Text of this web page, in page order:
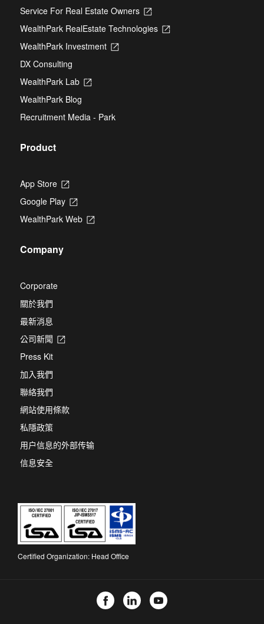
Service For Real Estate Owners
Opens
a
WealthPark RealEstate Technologies
Opens
WealthPark Investment
Opens
DX Consulting
WealthPark Lab
Opens
new
tab
WealthPark Blog
Recruitment Media - Park
Product
App Store
Opens
a
new
tab
Google Play
Opens
a
WealthPark Web
Opens
Company
Corporate
關於我們
最新消息
公司新聞
Opens
Press Kit
加入我們
聯絡我們
網站使用條款
私隱政策
用户信息的外部传输
信息安全
Certified Organization: Head Office